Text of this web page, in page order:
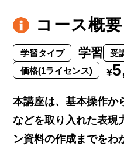
コース概要
学習タイプ 学習 受
価格(1ライセンス) ¥
本講座は、基本操作か
などを取り入れた表現
ン資料の作成までをわ